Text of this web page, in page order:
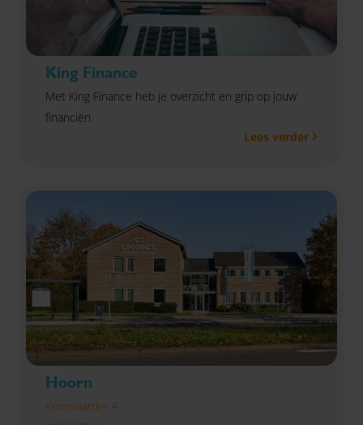
King Finance
Met King Finance heb je overzicht en grip op jouw
financiën.
Lees verder
Hoorn
Koopvaarder 4